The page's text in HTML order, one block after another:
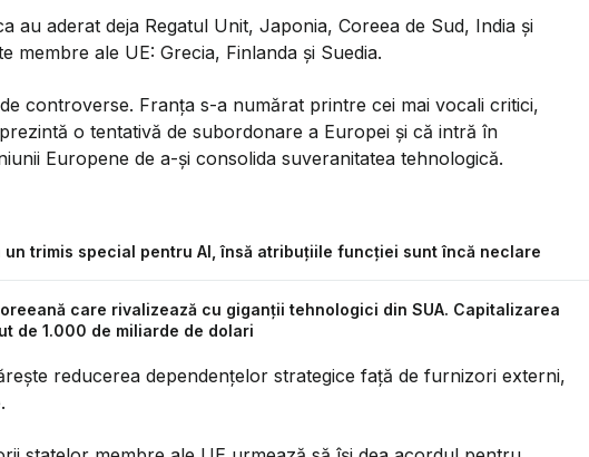
au aderat deja Regatul Unit, Japonia, Coreea de Sud, India și
membre ale UE: Grecia, Finlanda și Suedia.
controverse. Franța s-a numărat printre cei mai vocali critici,
o tentativă de subordonare a Europei și că intră în
Europene de a-și consolida suveranitatea tehnologică.
un trimis special pentru AI, însă atribuțiile funcției sunt încă neclare
care rivalizează cu giganții tehnologici din SUA. Capitalizarea
de 1.000 de miliarde de dolari
reducerea dependențelor strategice față de furnizori externi,